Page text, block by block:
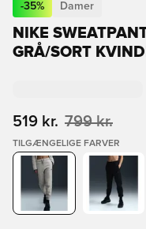
-35% Damer
NIKE
GRÅ/SORT
519 kr. 799 kr.
TILGÆNGELIGE FARVER